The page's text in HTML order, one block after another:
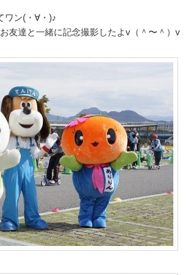
ワン(・∀・)♪
友達と一緒に記念撮影したよv（＾〜＾）v